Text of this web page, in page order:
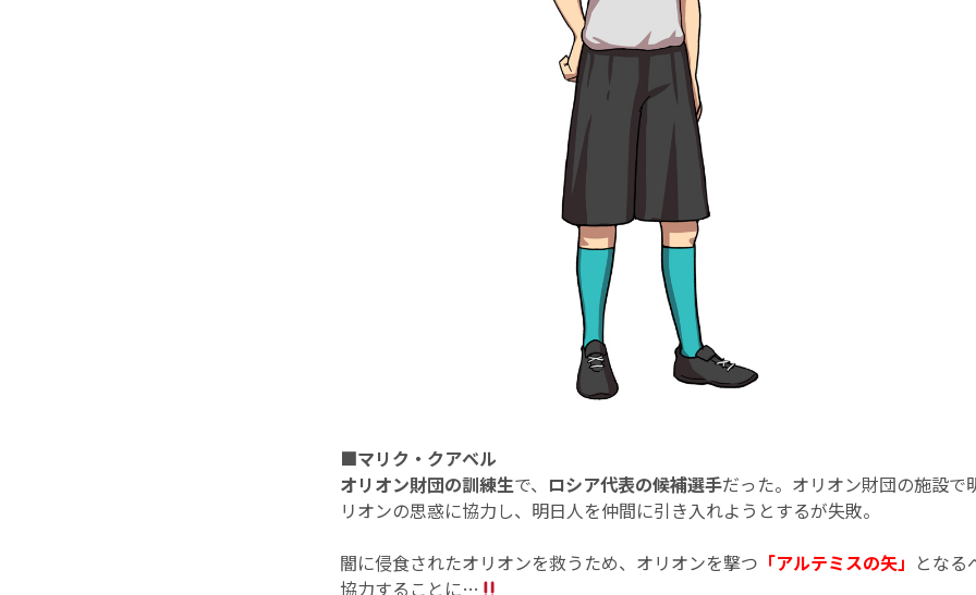
■マリク・クアベル
オリオン財団の訓練生で、 ロシア代表の候補選手だった。オリオン財団の施設で
リオンの思惑に協力し、明日人を仲間に引き入れようとするが失敗。
闇に侵食されたオリオンを救うため、オリオンを撃つ 「アルテミスの矢」 となる
協力することに…